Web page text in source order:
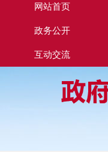
网站首页
政务公开
互动交流